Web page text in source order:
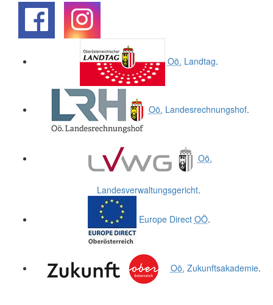
Oö. Landtag.
Oö. Landesrechnungshof.
Oö.
Landesverwaltungsgericht.
Europe Direct OÖ.
Oö. Zukunftsakademie.